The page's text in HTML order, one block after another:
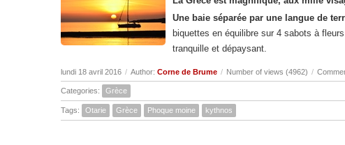
Une baie séparée par une langue de
biquettes en équilibre sur 4 sabots à
tranquille et dépaysant.
lundi 18 avril 2016 / Author: Corne de Brume / Number of views (4962) /
Categories: Grèce
Tags: Otarie Grèce Phoque moine kythnos